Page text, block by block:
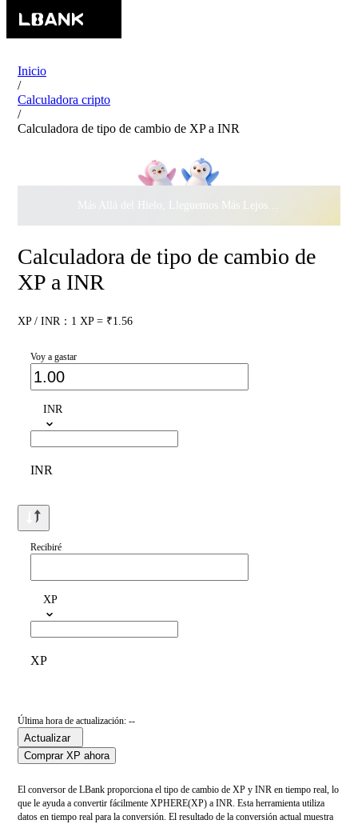
Inicio
/
Calculadora cripto
/
Calculadora de tipo de cambio de XP a INR
Más Allá del Hielo, Lleguemos Más Lejos Juntos ·
Calculadora de tipo de cambio de
XP a INR
XP / INR：1 XP = ₹1.56
Voy a gastar
INR
INR
Recibiré
XP
XP
Última hora de actualización: --
Actualizar
Comprar XP ahora
El conversor de LBank proporciona el tipo de cambio de XP y INR en tiempo real, lo
que le ayuda a convertir fácilmente XPHERE(XP) a INR. Esta herramienta utiliza
datos en tiempo real para la conversión. El resultado de la conversión actual muestra